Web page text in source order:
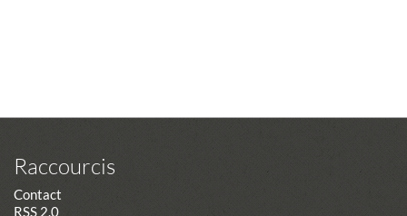
Raccourcis
Contact
RSS 2.0